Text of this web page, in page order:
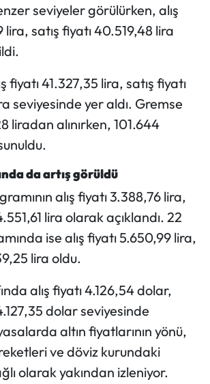
seviyeler görülürken, alış
lira, satış fiyatı 40.519,48 lira
fiyatı 41.327,35 lira, satış fiyatı
seviyesinde yer aldı. Gremse
liradan alınırken, 101.644
da artış görüldü
alış fiyatı 3.388,76 lira,
lira olarak açıklandı. 22
ise alış fiyatı 5.650,99 lira,
lira oldu.
alış fiyatı 4.126,54 dolar,
dolar seviyesinde
altın fiyatlarının yönü,
ve döviz kurundaki
olarak yakından izleniyor.